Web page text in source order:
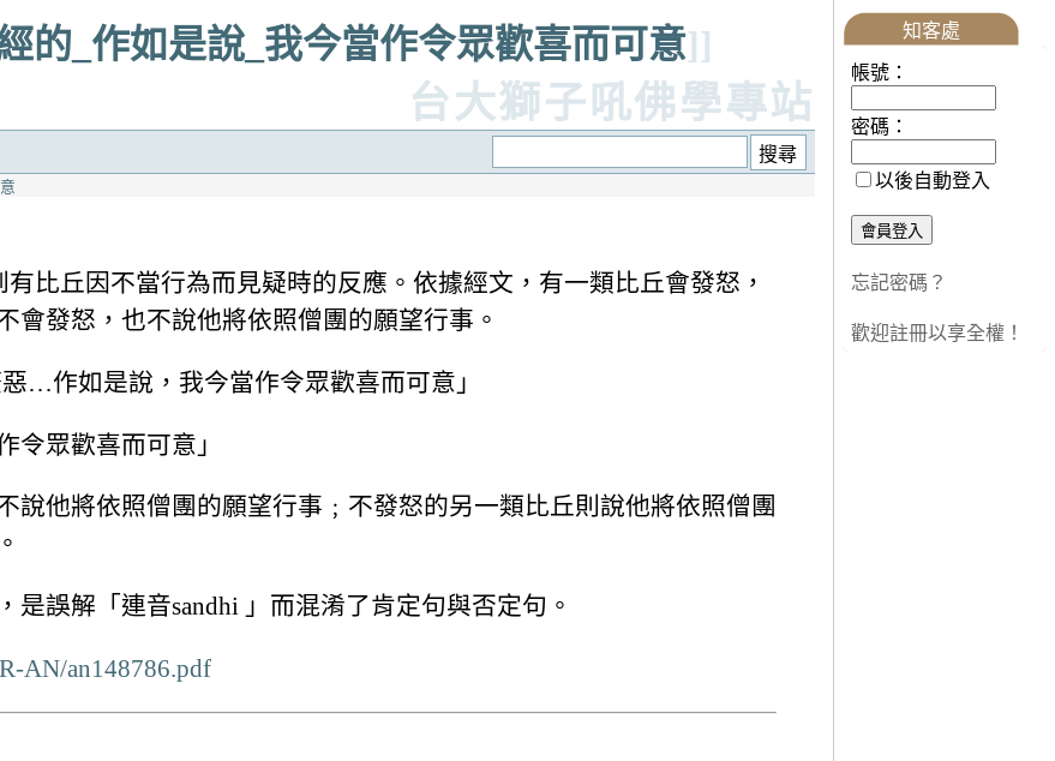
的_作如是說_我今當作令眾歡喜而可意]]
台大獅子吼佛學專站
比丘因不當行為而見疑時的反應。依據經文，有一類比丘會發怒，
會發怒，也不說他將依照僧團的願望行事。
…作如是說，我今當作令眾歡喜而可意」
令眾歡喜而可意」
說他將依照僧團的願望行事﹔不發怒的另一類比丘則說他將依照僧團
誤解「連音san­dhi 」而混淆了肯定句與否定句。
AN/an148786.pdf
知客處
帳號：
密碼：
以後自動登入
忘記密碼？
歡迎註冊以享全權！